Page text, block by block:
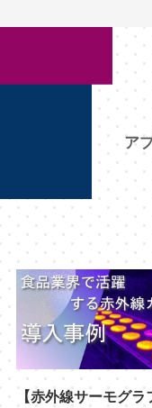
ア
【赤外線サーモグラ